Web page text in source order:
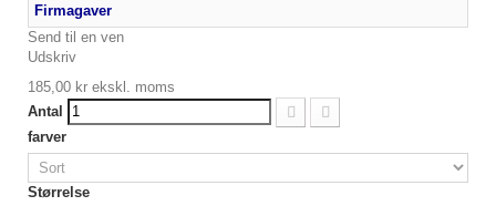
Firmagaver
Send til en ven
Udskriv
185,00 kr ekskl. moms
Antal
farver
Størrelse